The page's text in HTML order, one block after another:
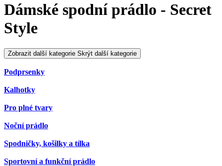
Dámské spodní prádlo - Secret
Style
Zobrazit další kategorie Skrýt další kategorie
Podprsenky
Kalhotky
Pro plné tvary
Noční prádlo
Spodničky, košilky a tílka
Sportovní a funkční prádlo